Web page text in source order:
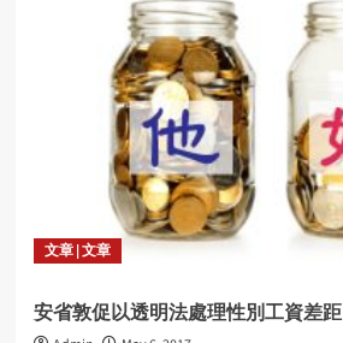
文章 | 文章
安省敦促以透明法處理性別工資差距